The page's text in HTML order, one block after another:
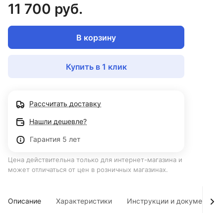
11 700 руб.
В корзину
Купить в 1 клик
Рассчитать доставку
Нашли дешевле?
Гарантия 5 лет
Цена действительна только для интернет-магазина и
может отличаться от цен в розничных магазинах.
Описание Характеристики Инструкции и документы